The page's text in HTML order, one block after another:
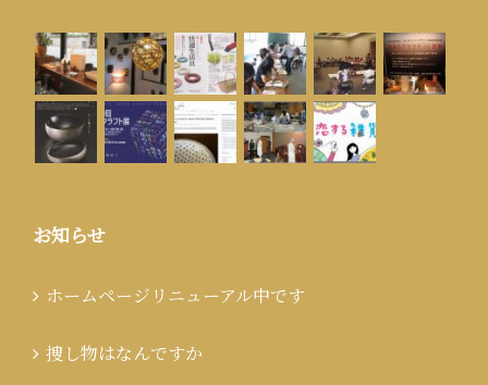
お知らせ
ホームページリニューアル中です
捜し物はなんですか